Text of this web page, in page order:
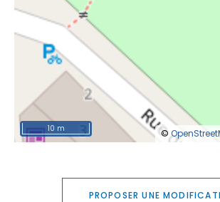
©
10 m
PROPOSER UNE